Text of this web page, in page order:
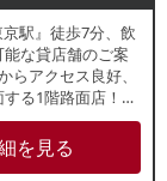
京駅』徒歩7分、飲
な貸店舗のご案
らアクセス良好、
る1階路面店！周
オフィス街があ
やビジネスマンを
客が期待できま
を見る